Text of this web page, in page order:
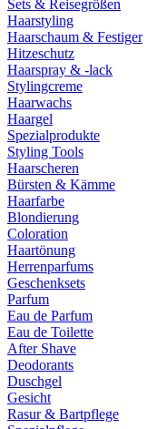
Sets & Reisegrößen
Haarstyling
Haarschaum & Festiger
Hitzeschutz
Haarspray & -lack
Stylingcreme
Haarwachs
Haargel
Spezialprodukte
Styling Tools
Haarscheren
Bürsten & Kämme
Haarfarbe
Blondierung
Coloration
Haartönung
Herrenparfums
Geschenksets
Parfum
Eau de Parfum
Eau de Toilette
After Shave
Deodorants
Duschgel
Gesicht
Rasur & Bartpflege